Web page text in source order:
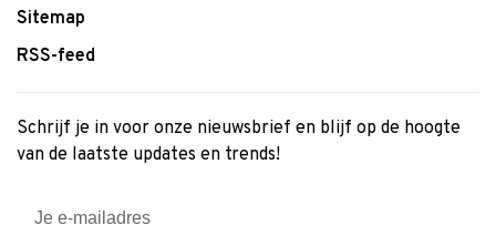
Sitemap
RSS-feed
Schrijf je in voor onze nieuwsbrief en blijf op de hoogte
van de laatste updates en trends!